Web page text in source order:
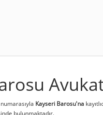
Kayseri Barosu'na
bulunmaktadır.